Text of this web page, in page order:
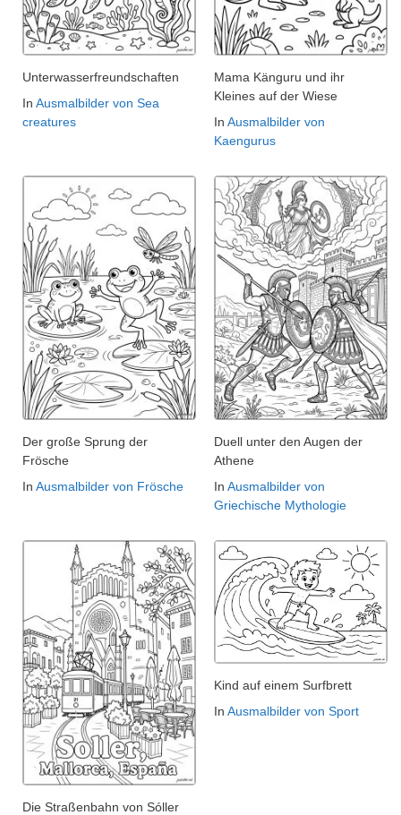
Unterwasserfreundschaften
In Ausmalbilder von Sea
creatures
Mama Känguru und ihr
Kleines auf der Wiese
In Ausmalbilder von
Kaengurus
Der große Sprung der
Frösche
In Ausmalbilder von Frösche
Duell unter den Augen der
Athene
In Ausmalbilder von
Griechische Mythologie
Die Straßenbahn von Sóller
Kind auf einem Surfbrett
In Ausmalbilder von Sport